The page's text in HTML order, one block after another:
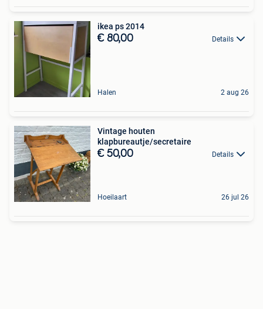
ikea ps 2014
€ 80,00 Details
Halen 2 aug 26
Vintage houten
klapbureautje/secretaire
€ 50,00 Details
Hoeilaart 26 jul 26